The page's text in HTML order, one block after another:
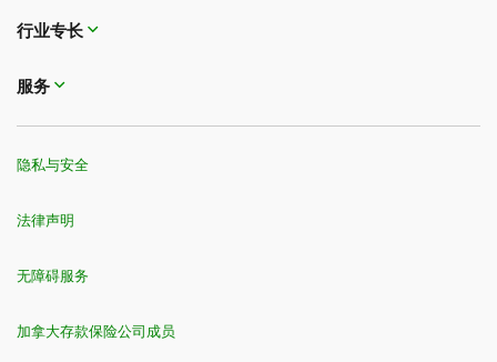
行业专长
服务
隐私与安全
法律声明
无障碍服务
加拿大存款保险公司成员